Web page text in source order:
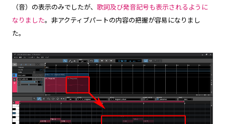
（音）の表示のみでしたが、 歌詞及び発音記号も表示されるように
なりました。非アクティブパートの内容の把握が容易になりまし
た。